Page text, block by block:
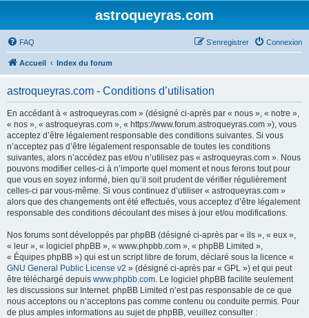
astroqueyras.com
FAQ Connexion
S’enregistrer
Accueil Index du forum
astroqueyras.com - Conditions d’utilisation
En accédant à « astroqueyras.com » (désigné ci-après par « nous », « notre »,
« nos », « astroqueyras.com », « https://www.forum.astroqueyras.com »), vous
acceptez d’être légalement responsable des conditions suivantes. Si vous
n’acceptez pas d’être légalement responsable de toutes les conditions
suivantes, alors n’accédez pas et/ou n’utilisez pas « astroqueyras.com ». Nous
pouvons modifier celles-ci à n’importe quel moment et nous ferons tout pour
que vous en soyez informé, bien qu’il soit prudent de vérifier régulièrement
celles-ci par vous-même. Si vous continuez d’utiliser « astroqueyras.com »
alors que des changements ont été effectués, vous acceptez d’être légalement
responsable des conditions découlant des mises à jour et/ou modifications.
Nos forums sont développés par phpBB (désigné ci-après par « ils », « eux »,
« leur », « logiciel phpBB », « www.phpbb.com », « phpBB Limited »,
« Équipes phpBB ») qui est un script libre de forum, déclaré sous la licence «
GNU General Public License v2 » (désigné ci-après par « GPL ») et qui peut
être téléchargé depuis www.phpbb.com. Le logiciel phpBB facilite seulement
les discussions sur Internet. phpBB Limited n’est pas responsable de ce que
nous acceptons ou n’acceptons pas comme contenu ou conduite permis. Pour
de plus amples informations au sujet de phpBB, veuillez consulter :